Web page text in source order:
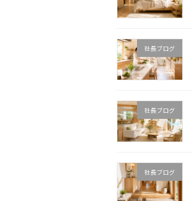
社長ブログ
社長ブログ
社長ブログ